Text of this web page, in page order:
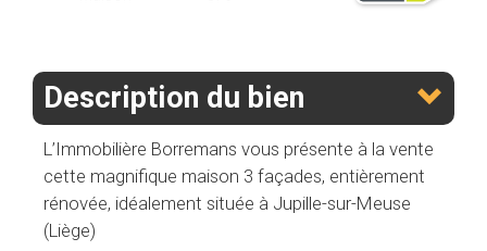
Description du bien
L’Immobilière Borremans vous présente à la vente
cette magnifique maison 3 façades, entièrement
rénovée, idéalement située à Jupille-sur-Meuse
(Liège)